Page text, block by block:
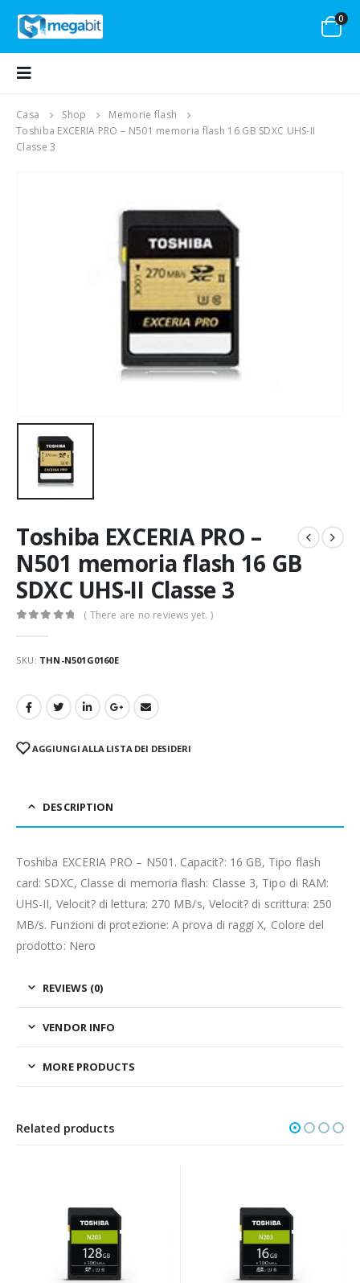
0
Casa Shop
Memorie flash
Toshiba EXCERIA PRO – N501 memoria flash 16 GB SDXC UHS-II
Classe 3
Toshiba EXCERIA PRO –
N501 memoria flash 16 GB
SDXC UHS-II Classe 3
( There are no reviews yet. )
SKU: THN-N501G0160E
AGGIUNGI ALLA LISTA DEI DESIDERI
DESCRIPTION
Toshiba EXCERIA PRO – N501. Capacit?: 16 GB, Tipo flash
card: SDXC, Classe di memoria flash: Classe 3, Tipo di RAM:
UHS-II, Velocit? di lettura: 270 MB/s, Velocit? di scrittura: 250
MB/s. Funzioni di protezione: A prova di raggi X, Colore del
prodotto: Nero
REVIEWS (0)
VENDOR INFO
MORE PRODUCTS
Related products